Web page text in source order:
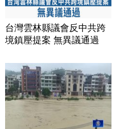
台灣雲林縣議會反中共跨
境鎮壓提案 無異議通過